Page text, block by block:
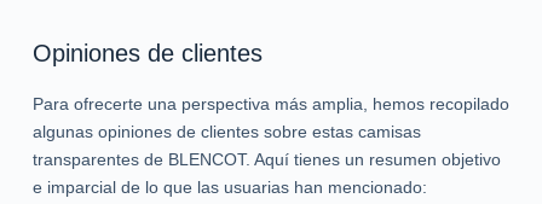
Opiniones de clientes
Para ofrecerte una perspectiva más amplia, hemos recopilado
algunas opiniones de clientes sobre estas camisas
transparentes de BLENCOT. Aquí tienes un resumen objetivo
e imparcial de lo que las usuarias han mencionado: